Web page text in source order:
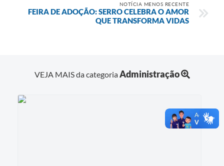
NOTÍCIA MENOS RECENTE
FEIRA DE ADOÇÃO: SERRO CELEBRA O AMOR
QUE TRANSFORMA VIDAS
VEJA MAIS da categoriaAdministração